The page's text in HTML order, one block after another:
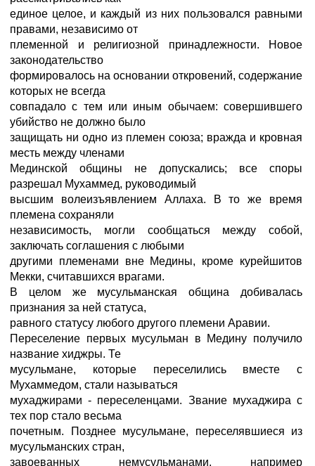
единое целое, и каждый из них пользовался равными
правами, независимо от
племенной и религиозной принадлежности. Новое
законодательство
формировалось на основании откровений, содержание
которых не всегда
совпадало с тем или иным обычаем: совершившего
убийство не должно было
защищать ни одно из племен союза; вражда и кровная
месть между членами
Мединской общины не допускались; все споры
разрешал Мухаммед, руководимый
высшим волеизъявлением Аллаха. В то же время
племена сохраняли
независимость, могли сообщаться между собой,
заключать соглашения с любыми
другими племенами вне Медины, кроме курейшитов
Мекки, считавшихся врагами.
В целом же мусульманская община добивалась
признания за ней статуса,
равного статусу любого другого племени Аравии.
Переселение первых мусульман в Медину получило
название хиджры. Те
мусульмане, которые переселились вместе с
Мухаммедом, стали называться
мухаджирами - переселенцами. Звание мухаджира с
тех пор стало весьма
почетным. Позднее мусульмане, переселявшиеся из
мусульманских стран,
завоеванных немусульманами, например